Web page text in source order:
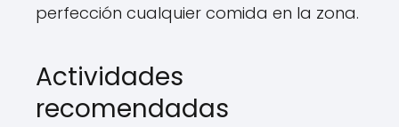
perfección cualquier comida en la zona.
Actividades
recomendadas